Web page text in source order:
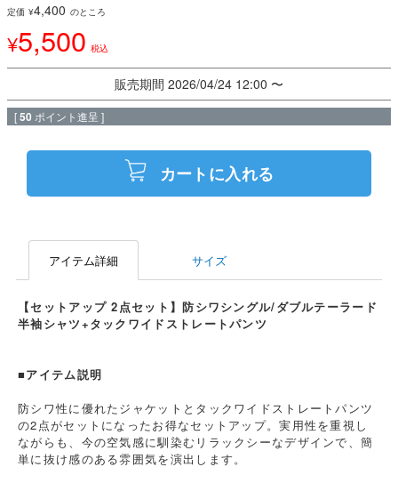
定価 ¥4,400 のところ
¥5,500 税込
販売期間 2026/04/24 12:00 〜
[50 ポイント進呈 ]
カートに入れる
アイテム詳細 サイズ
【セットアップ 2点セット】防シワシングル/ダブルテーラード
半袖シャツ+タックワイドストレートパンツ
■アイテム説明
防シワ性に優れたジャケットとタックワイドストレートパンツ
の2点がセットになったお得なセットアップ。実用性を重視し
ながらも、今の空気感に馴染むリラックシーなデザインで、簡
単に抜け感のある雰囲気を演出します。